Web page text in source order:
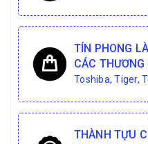
TÍN PHONG
CÁC THƯƠNG
Toshiba, Tiger,
THÀNH TỰU